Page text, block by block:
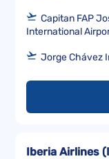
Capitan FAP
International
Jorge Chávez
Iberia Airlines (